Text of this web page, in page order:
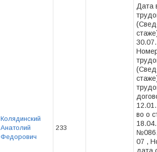
Колядинский
Анатолий
Федорович
233
Дата
во о
07 ,